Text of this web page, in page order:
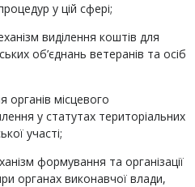
у цій сфері;
виділення коштів для
об’єднань ветеранів та осіб
органів місцевого
у статутах територіальних
участі;
формування та організації
органах виконавчої влади,